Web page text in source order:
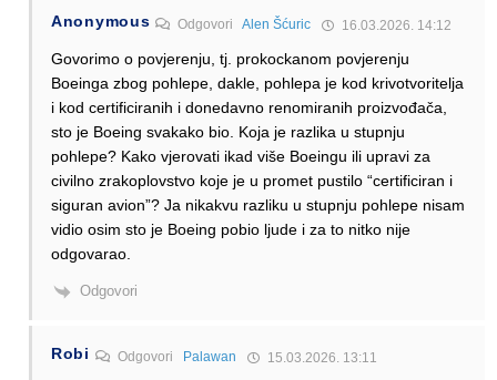
Anonymous OdgovoriAlen Šćuric 16.03.2026. 14:12
Govorimo o povjerenju, tj. prokockanom povjerenju
Boeinga zbog pohlepe, dakle, pohlepa je kod krivotvoritelja
i kod certificiranih i donedavno renomiranih proizvođača,
sto je Boeing svakako bio. Koja je razlika u stupnju
pohlepe? Kako vjerovati ikad više Boeingu ili upravi za
civilno zrakoplovstvo koje je u promet pustilo “certificiran i
siguran avion”? Ja nikakvu razliku u stupnju pohlepe nisam
vidio osim sto je Boeing pobio ljude i za to nitko nije
odgovarao.
Odgovori
Robi Odgovori Palawan 15.03.2026. 13:11